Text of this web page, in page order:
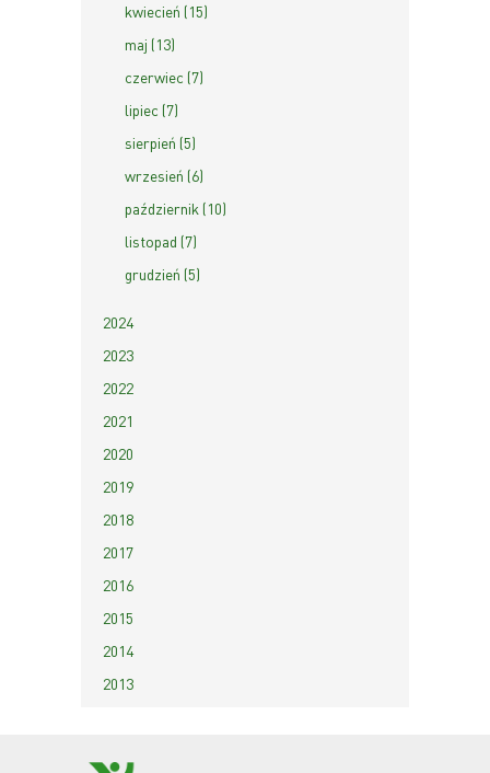
kwiecień (15)
maj (13)
czerwiec (7)
lipiec (7)
sierpień (5)
wrzesień (6)
październik (10)
listopad (7)
grudzień (5)
2024
2023
2022
2021
2020
2019
2018
2017
2016
2015
2014
2013